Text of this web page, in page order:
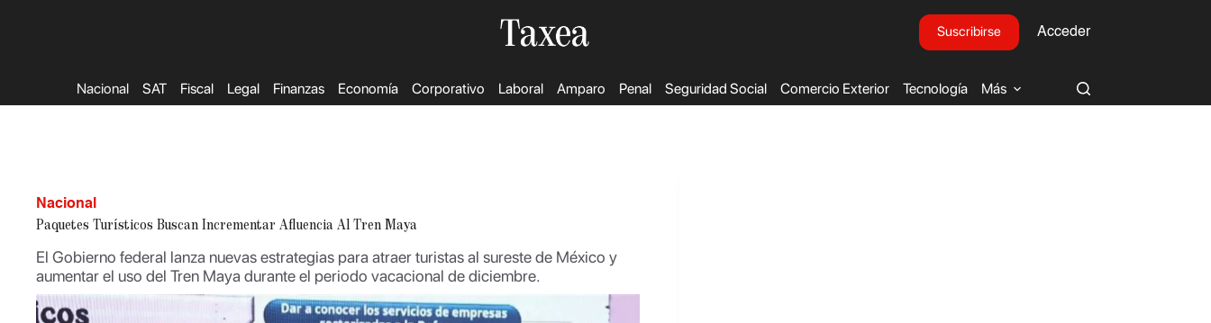
Suscribirse Acceder
Nacional SAT Fiscal Legal Finanzas Economía Corporativo Laboral Amparo Penal Seguridad Social Comercio Exterior Tecnología Más
Nacional
Paquetes Turísticos Buscan Incrementar Afluencia Al Tren Maya
El Gobierno federal lanza nuevas estrategias para atraer turistas al sureste de México y
aumentar el uso del Tren Maya durante el periodo vacacional de diciembre.